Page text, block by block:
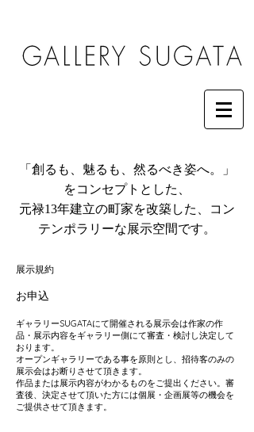
「創るも、魅るも、然るべき姿へ。」
をコンセプトとした、
元禄13年建立の町家を改築した、コン
テンポラリーな展示空間です。
展示規約
お申込
ギャラリーSUGATAにて開催される展示会は作家の作
品・展示内容をギャラリー側にて審査・検討し決定して
おります。
オープンギャラリーである事を原則とし、招待客のみの
展示会はお断りさせて頂きます。
作品または展示内容がわかるものをご提出ください。審
査後、決定させて頂いた方には個展・企画展等の機会を
ご提供させて頂きます。